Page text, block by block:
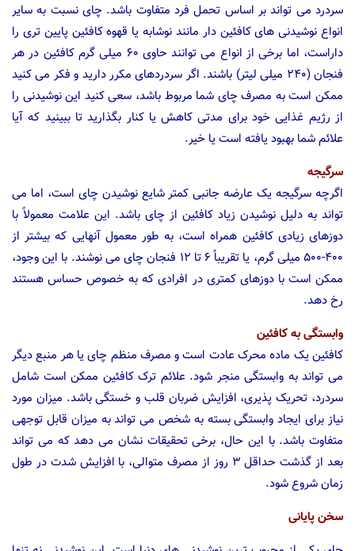
سردرد می تواند بر اساس تحمل فرد متفاوت باشد. چای نسبت به سایر
انواع نوشیدنی های کافئین دار مانند نوشابه یا قهوه کافئین پایین تری را
داراست، اما برخی از انواع می توانند حاوی ۶۰ میلی گرم کافئین در هر
فنجان (۲۴۰ میلی لیتر) باشند. اگر سردردهای مکرر دارید و فکر می کنید
ممکن است به مصرف چای شما مربوط باشد، سعی کنید این نوشیدنی را
از رژیم غذایی خود برای مدتی کاهش یا کنار بگذارید تا ببینید که آیا
علائم شما بهبود یافته است یا خیر.
سرگیجه
اگرچه سرگیجه یک عارضه جانبی کمتر شایع نوشیدن چای است، اما می
تواند به دلیل نوشیدن زیاد کافئین از چای باشد. این علامت معمولاً با
دوزهای زیادی کافئین همراه است، به طور معمول آنهایی که بیشتر از
۴۰۰-۵۰۰ میلی گرم، یا تقریباً ۶ تا ۱۲ فنجان چای می نوشند. با این وجود،
ممکن است با دوزهای کمتری در افرادی که به خصوص حساس هستند
رخ دهد.
وابستگی به کافئین
کافئین یک ماده محرک عادت است و مصرف منظم چای یا هر منبع دیگر
می تواند به وابستگی منجر شود. علائم ترک کافئین ممکن است شامل
سردرد، تحریک پذیری، افزایش ضربان قلب و خستگی باشد. میزان مورد
نیاز برای ایجاد وابستگی بسته به شخص می تواند به میزان قابل توجهی
متفاوت باشد. با این حال، برخی تحقیقات نشان می دهد که می تواند
بعد از گذشت حداقل ۳ روز از مصرف متوالی، با افزایش شدت در طول
زمان شروع شود.
سخن پایانی